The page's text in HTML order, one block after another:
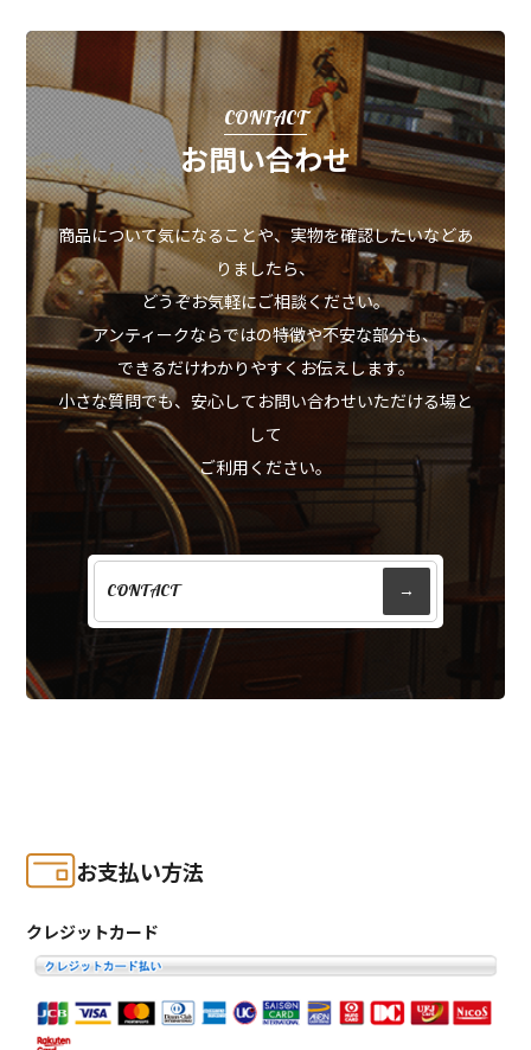
CONTACT
お問い合わせ
商品について気になることや、実物を確認したいなどあ
りましたら、
どうぞお気軽にご相談ください。
アンティークならではの特徴や不安な部分も、
できるだけわかりやすくお伝えします。
小さな質問でも、安心してお問い合わせいただける場と
して
ご利用ください。
CONTACT →
お支払い方法
クレジットカード